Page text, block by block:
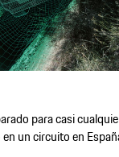
para casi
un circuito en